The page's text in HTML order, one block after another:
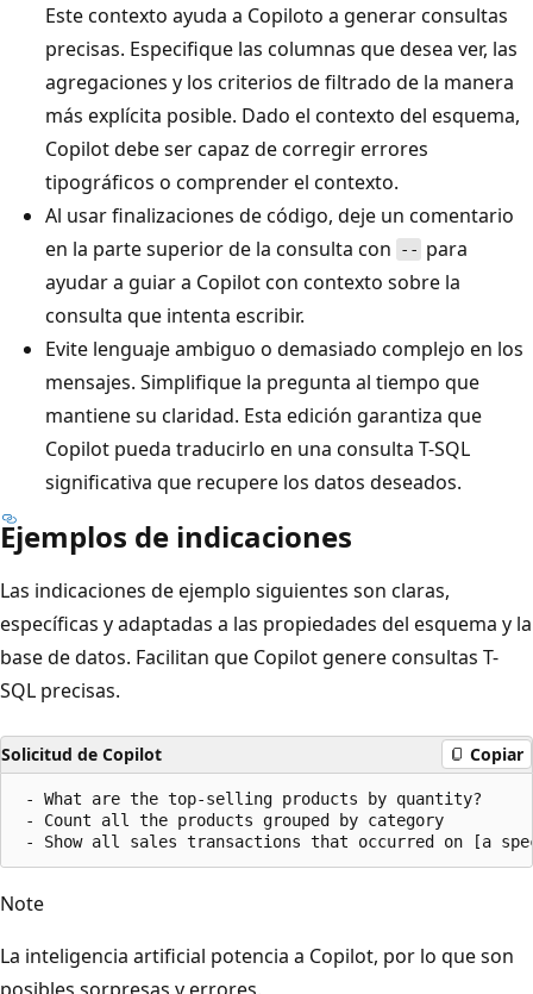
Este contexto ayuda a Copiloto a generar consultas
precisas. Especifique las columnas que desea ver, las
agregaciones y los criterios de filtrado de la manera
más explícita posible. Dado el contexto del esquema,
Copilot debe ser capaz de corregir errores
tipográficos o comprender el contexto.
Al usar finalizaciones de código, deje un comentario
en la parte superior de la consulta con
-- para
ayudar a guiar a Copilot con contexto sobre la
consulta que intenta escribir.
Evite lenguaje ambiguo o demasiado complejo en los
mensajes. Simplifique la pregunta al tiempo que
mantiene su claridad. Esta edición garantiza que
Copilot pueda traducirlo en una consulta T-SQL
significativa que recupere los datos deseados.
Ejemplos de indicaciones
Las indicaciones de ejemplo siguientes son claras,
específicas y adaptadas a las propiedades del esquema y la
base de datos. Facilitan que Copilot genere consultas T-
SQL precisas.
Solicitud de Copilot Copiar
- What are the top-selling products by quantity?
- Count all the products grouped by category
Note
La inteligencia artificial potencia a Copilot, por lo que son
posibles sorpresas y errores.